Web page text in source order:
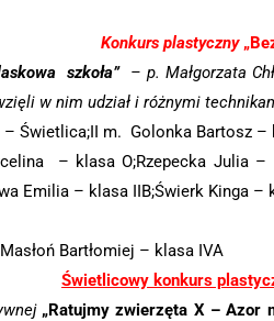
Konkurs plastyczny
szkoła”– p. Małgorzata
w nim udział i różnymi
Świetlica;II m. Golonka Bartosz –
– klasa O;Rzepecka Julia –
Emilia – klasa IIB;Świerk Kinga –
Bartłomiej – klasa IVA
Świetlicowy konkurs
„Ratujmy zwierzęta X – Azor